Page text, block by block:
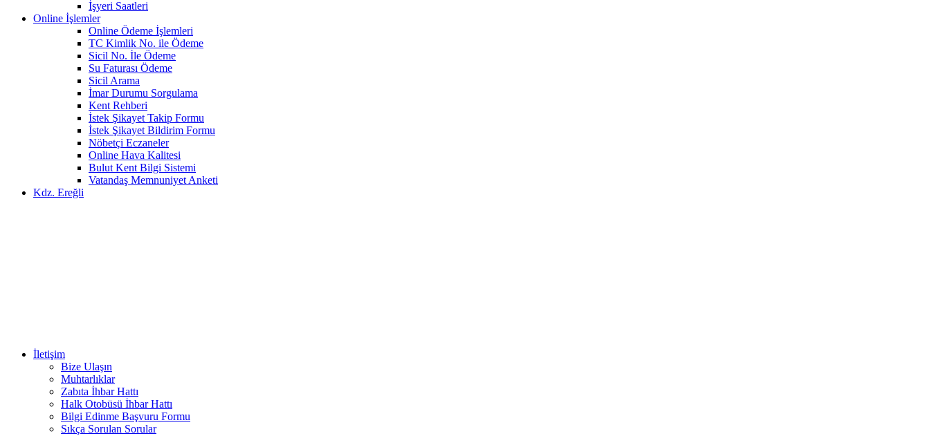
İşyeri Saatleri
Online İşlemler
Online Ödeme İşlemleri
TC Kimlik No. ile Ödeme
Sicil No. İle Ödeme
Su Faturası Ödeme
Sicil Arama
İmar Durumu Sorgulama
Kent Rehberi
İstek Şikayet Takip Formu
İstek Şikayet Bildirim Formu
Nöbetçi Eczaneler
Online Hava Kalitesi
Bulut Kent Bilgi Sistemi
Vatandaş Memnuniyet Anketi
Kdz. Ereğli
İletişim
Bize Ulaşın
Muhtarlıklar
Zabıta İhbar Hattı
Halk Otobüsü İhbar Hattı
Bilgi Edinme Başvuru Formu
Sıkça Sorulan Sorular